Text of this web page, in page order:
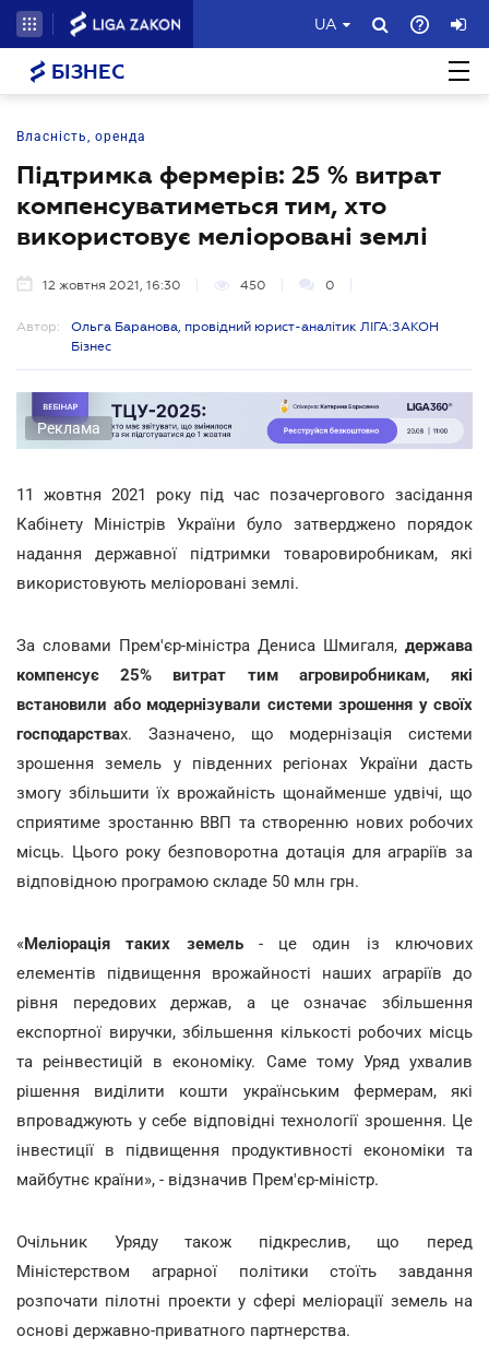
UA
БІЗНЕС
Власність, оренда
Підтримка фермерів: 25 % витрат
компенсуватиметься тим, хто
використовує меліоровані землі
12 жовтня 2021, 16:30 450 0
Автор:
Ольга Баранова, провідний юрист-аналітик ЛІГА:ЗАКОН
Бізнес
Реклама
11 жовтня 2021 року під час позачергового засідання
Кабінету Міністрів України було затверджено порядок
надання державної підтримки товаровиробникам, які
використовують меліоровані землі.
За словами Прем'єр-міністра Дениса Шмигаля, держава
компенсує 25% витрат тим агровиробникам, які
встановили або модернізували системи зрошення у своїх
господарствах. Зазначено, що модернізація системи
зрошення земель у південних регіонах України дасть
змогу збільшити їх врожайність щонайменше удвічі, що
сприятиме зростанню ВВП та створенню нових робочих
місць. Цього року безповоротна дотація для аграріїв за
відповідною програмою складе 50 млн грн.
«Меліорація таких земель - це один із ключових
елементів підвищення врожайності наших аграріїв до
рівня передових держав, а це означає збільшення
експортної виручки, збільшення кількості робочих місць
та реінвестицій в економіку. Саме тому Уряд ухвалив
рішення виділити кошти українським фермерам, які
впроваджують у себе відповідні технології зрошення. Це
інвестиції в підвищення продуктивності економіки та
майбутнє країни», - відзначив Прем'єр-міністр.
Очільник Уряду також підкреслив, що перед
Міністерством аграрної політики стоїть завдання
розпочати пілотні проекти у сфері меліорації земель на
основі державно-приватного партнерства.